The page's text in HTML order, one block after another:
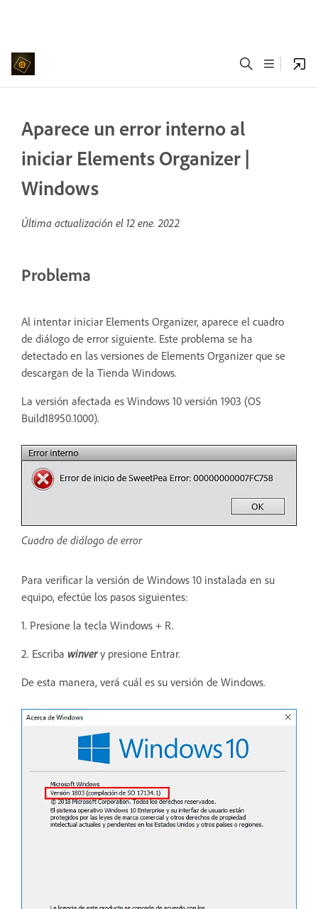
Aparece un error interno al
iniciar Elements Organizer |
Windows
Última actualización el 12 ene. 2022
Problema
Al intentar iniciar Elements Organizer, aparece el cuadro
de diálogo de error siguiente. Este problema se ha
detectado en las versiones de Elements Organizer que se
descargan de la Tienda Windows.
La versión afectada es Windows 10 versión 1903 (OS
Build18950.1000).
Cuadro de diálogo de error
Para verificar la versión de Windows 10 instalada en su
equipo, efectúe los pasos siguientes:
1. Presione la tecla Windows + R.
2. Escriba winvery presione Entrar.
De esta manera, verá cuál es su versión de Windows.